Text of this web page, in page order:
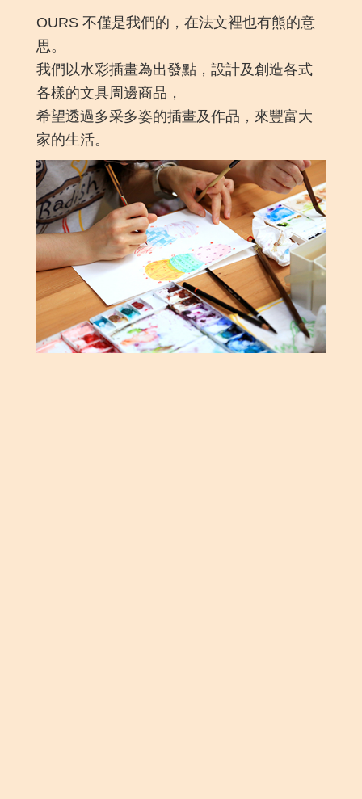
OURS 不僅是我們的，在法文裡也有熊的意
思。
我們以水彩插畫為出發點，設計及創造各式
各樣的文具周邊商品，
希望透過多采多姿的插畫及作品，來豐富大
家的生活。